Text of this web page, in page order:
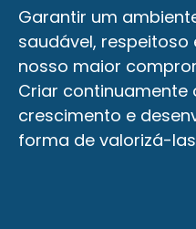
Garantir um
saudável,
nosso maior
Criar continuamente
crescimento e
forma de valorizá-